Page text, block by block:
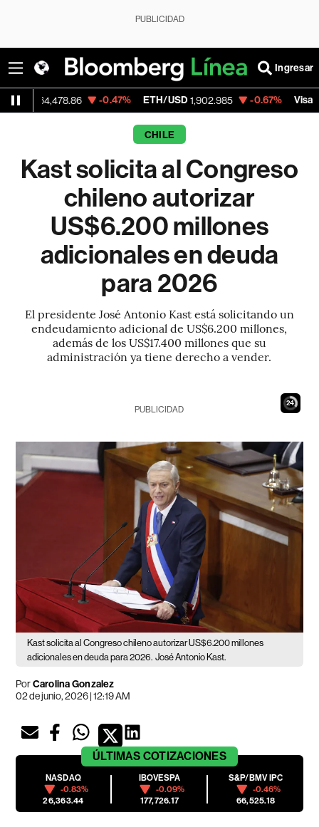
PUBLICIDAD
Ingresar
-0.47% ETH/USD 1,902.985 -0.67% Visa 368.54
CHILE
Kast solicita al Congreso
chileno autorizar
US$6.200 millones
adicionales en deuda
para 2026
El presidente José Antonio Kast está solicitando un
endeudamiento adicional de US$6.200 millones,
además de los US$17.400 millones que su
administración ya tiene derecho a vender.
23
PUBLICIDAD
Kast solicita al Congreso chileno autorizar US$6.200 millones
adicionales en deuda para 2026. José Antonio Kast.
PorCarolina Gonzalez
02 de junio, 2026 | 12:19 AM
ÚLTIMAS COTIZACIONES
NASDAQ
-0.83%
26,363.44
IBOVESPA
-0.09%
177,726.17
S&P/BMV IPC
-0.46%
66,525.18